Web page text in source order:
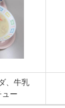
、牛乳
ュー